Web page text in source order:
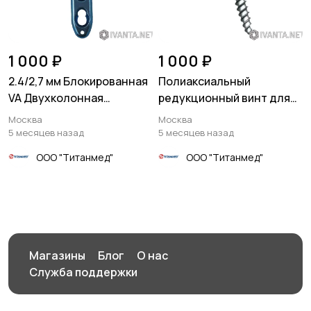
1 000 ₽
2.4/2,7 мм Блокированная
VA Двухколонная
волярная пластина для
дистального отдела
стандартная
Москва
5 месяцев назад
ООО "Титанмед"
1 000 ₽
Полиаксиальный
редукционный винт для
Транспедикулярной
тораколюмбарной
Москва
5 месяцев назад
ООО "Титанмед"
Магазины Блог
О нас
Служба поддержки